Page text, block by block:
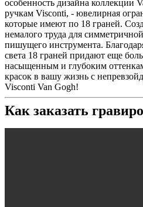
особенность дизайна коллекции
ручкам Visconti, - ювелирная
которые имеют по 18 граней.
немалого труда для
пишущего инструмента.
света 18 граней придают еще
насыщенным и глубоким
красок в вашу жизнь с
Visconti Van Gogh!
Как заказать